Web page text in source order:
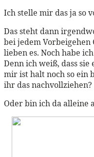
Ich stelle mir das ja so
Das steht dann
bei jedem Vorbeigehen
lieben es. Noch habe
Denn ich weiß, dass
mir ist halt noch so ein
ihr das nachvollziehen?
Oder bin ich da alleine